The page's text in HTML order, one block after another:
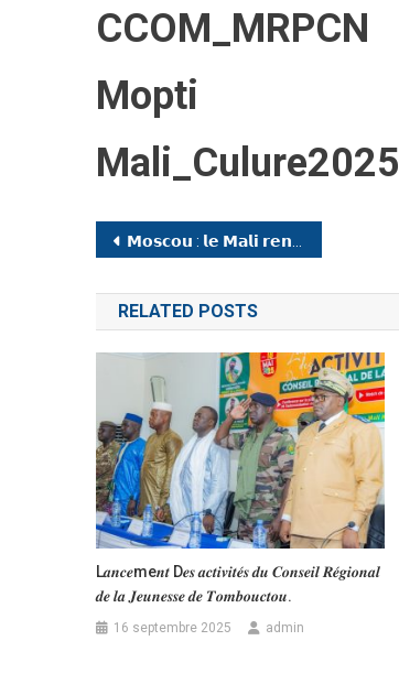
CCOM_MRPCN
Mopti
Mali_Culure2025
Navigation
de
l’article
𝗠𝗼𝘀𝗰𝗼𝘂 : 𝗹𝗲 𝗠𝗮𝗹𝗶 𝗿𝗲𝗻𝗳𝗼𝗿𝗰𝗲 𝘀𝗲𝘀 𝗮𝗹𝗹𝗶𝗮𝗻𝗰𝗲𝘀 𝗽𝗼𝘂𝗿 𝗹𝗮 𝗽𝗮𝗶𝘅 𝗲𝘁 𝗹𝗮 𝘀𝘁𝗮𝗯𝗶𝗹𝗶𝘁𝗲́.
RELATED POSTS
L𝒂𝒏𝒄𝒆me𝒏𝒕 D𝒆𝒔 𝒂𝒄𝒕𝒊𝒗𝒊𝒕𝒆́𝒔 𝒅𝒖 𝑪𝒐𝒏𝒔𝒆𝒊𝒍 𝑹𝒆́𝒈𝒊𝒐𝒏𝒂𝒍
𝒅𝒆 𝒍𝒂 𝑱𝒆𝒖𝒏𝒆𝒔𝒔𝒆 𝒅𝒆 𝑻𝒐𝒎𝒃𝒐𝒖𝒄𝒕𝒐𝒖.
16 septembre 2025 admin